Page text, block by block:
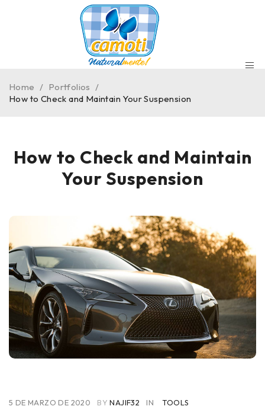
Home / Portfolios /
How to Check and Maintain Your Suspension
How to Check and Maintain
Your Suspension
5 DE MARZO DE 2020 BY NAJIF32 IN TOOLS